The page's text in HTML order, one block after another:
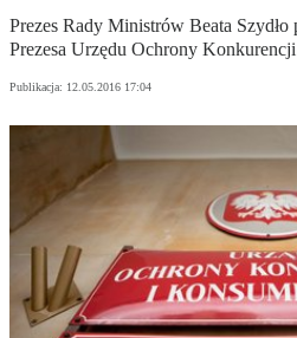
Prezes Rady Ministrów Beata Szydło
Prezesa Urzędu Ochrony
Publikacja: 12.05.2016 17:04